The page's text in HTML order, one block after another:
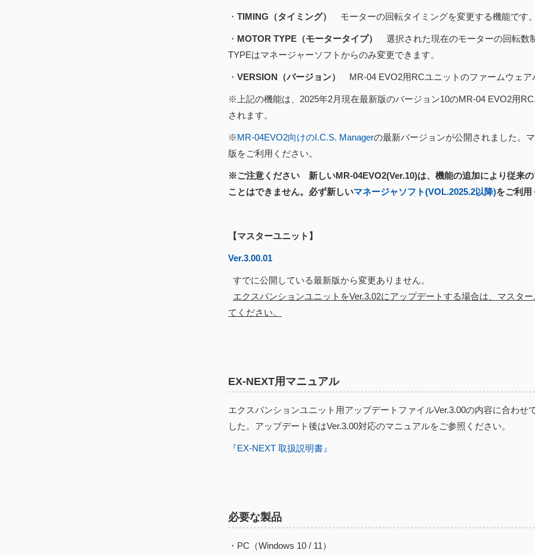
・ TIMING（タイミング） モーターの回転タイミングを変更する機能です
・ MOTOR TYPE（モータータイプ）
選択された現在のモーターの回転
TYPEはマネージャーソフトからのみ変更できます。
・ VERSION（バージョン） MR-04 EVO2用RCユニットのファームウェア
※上記の機能は、2025年2月現在最新版のバージョン10のMR-04 EVO2用
されます。
※MR-04EVO2向けのI.C.S. Managerの最新バージョンが公開されました。
版をご利用ください。
※ご注意ください 新しいMR-04EVO2(Ver.10)は、機能の追加により従来
ことはできません。必ず新しいマネージャソフト(VOL.2025.2以降)をご利用
【マスターユニット】
Ver.3.00.01
すでに公開している最新版から変更ありません。
エクスパンションユニットをVer.3.02にアップデートする場合は、マスタ
てください。
EX-NEXT用マニュアル
エクスパンションユニット用アップデートファイルVer.3.00の内容に合わせ
した。アップデート後はVer.3.00対応のマニュアルをご参照ください。
『EX-NEXT 取扱説明書』
必要な製品
・PC（Windows 10 / 11）